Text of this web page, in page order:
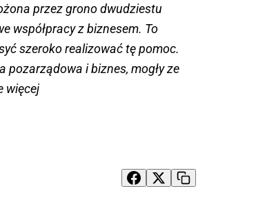
przez grono dwudziestu
współpracy z biznesem. To
szeroko realizować tę pomoc.
pozarządowa i biznes, mogły ze
więcej